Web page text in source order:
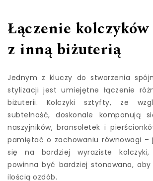
Łączenie
z inną biżuterią
Jednym z kluczy do stworzenia
stylizacji jest umiejętne łączenie
biżuterii. Kolczyki sztyfty, ze
subtelność, doskonale komponują
naszyjników, bransoletek i
pamiętać o zachowaniu równowagi –
się na bardziej wyraziste
powinna być bardziej stonowana,
ilością ozdób.